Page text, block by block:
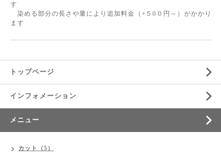
す
染める部分の長さや量により追加料金（+５0０円～）がかかり
ます
トップページ
インフォメーション
メニュー
カット（5）